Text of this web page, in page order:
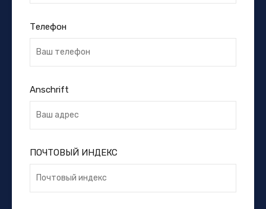
Телефон
Anschrift
ПОЧТОВЫЙ ИНДЕКС